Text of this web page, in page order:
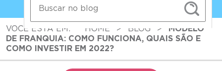
VOCÊ ESTÁ EM: HOME > BLOG >
MODELO
DE FRANQUIA: COMO FUNCIONA, QUAIS SÃO E
COMO INVESTIR EM 2022?